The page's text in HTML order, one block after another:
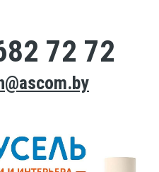
72 72